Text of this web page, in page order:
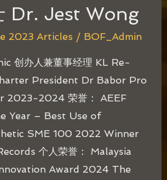
Dr. Jest Wong
2023 Articles / BOF_Admin
创办人兼董事经理 KL Re-
President Dr Babor Pro
2023-2024 荣誉： AEEF
Year – Best Use of
SME 100 2022 Winner
个人荣誉： Malaysia
Award 2024 The